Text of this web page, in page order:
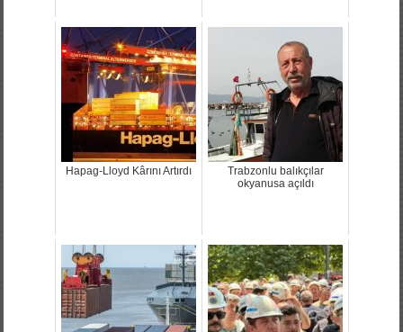
Hapag-Lloyd Kârını Artırdı
Trabzonlu balıkçılar
okyanusa açıldı